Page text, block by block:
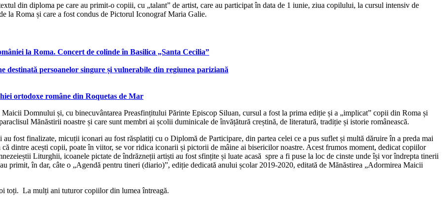
din diploma pe care au primit-o copiii, cu „talant” de artist, care au participat în data de 1 iunie, ziua copilului, la cursul intensiv de
la Roma și care a fost condus de Pictorul Iconograf Maria Galie.
la Roma. Concert de colinde în Basilica „Santa Cecilia”
destinată persoanelor singure și vulnerabile din regiunea pariziană
ortodoxe române din Roquetas de Mar
Domnului și, cu binecuvântarea Preasfințitului Părinte Episcop Siluan, cursul a fost la prima ediție și a „implicat” copii din Roma și
Mănăstirii noastre și care sunt membri ai școlii duminicale de învățătură creștină, de literatură, tradiție și istorie românească.
fost finalizate, micuții iconari au fost răsplatiți cu o Diplomă de Participare, din partea celei ce a pus suflet și multă dăruire în a preda mai
dintre acești copii, poate în viitor, se vor ridica iconarii și pictorii de mâine ai bisericilor noastre. Acest frumos moment, dedicat copiilor
Liturghii, icoanele pictate de îndrăzneții artiști au fost sfințite și luate acasă spre a fi puse la loc de cinste unde își vor îndrepta tinerii
primit, în dar, câte o „Agendă pentru tineri (diario)”, ediție dedicată anului școlar 2019-2020, editată de Mănăstirea „Adormirea Maicii
toți. La mulți ani tuturor copiilor din lumea întreagă.